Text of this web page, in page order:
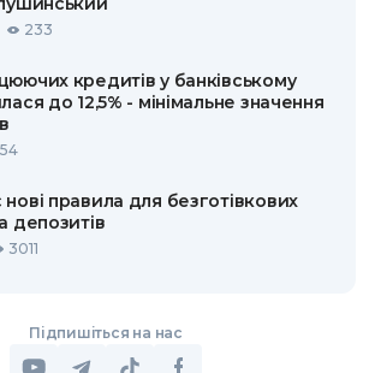
233
кредитів у банківському
до 12,5% - мінімальне значення
правила для безготівкових
депозитів
3011
Підпишіться на нас